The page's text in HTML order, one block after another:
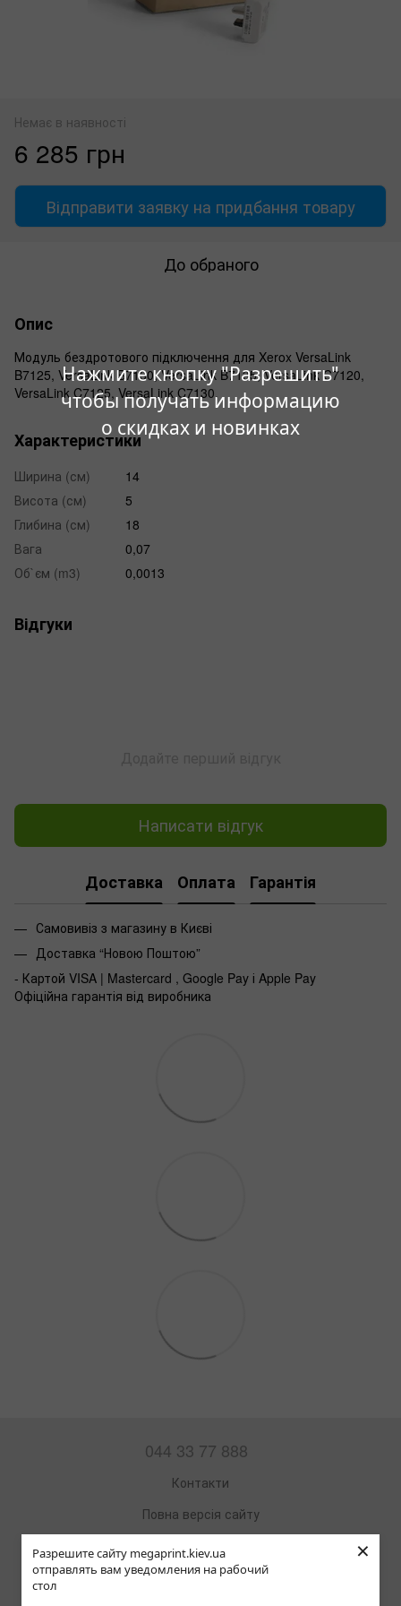
Разрешите сайту megaprint.kiev.ua
отправлять вам уведомления на рабочий
стол
×
Нажмите кнопку "Разрешить"
чтобы получать информацию
о скидках и новинках
Немає в наявності
6 285 грн
Відправити заявку на придбання товару
До обраного
Опис
Модуль бездротового підключення для Xerox VersaLink
B7125, VersaLink B7130, VersaLink B7135, VersaLink C7120,
VersaLink C7125, VersaLink C7130.
Характеристики
Ширина (см)
14
Висота (см)
5
Глибина (см)
18
Вага
0,07
Об`єм (m3)
0,0013
Відгуки
Написати відгук
Доставка Оплата Гарантія
Самовивіз з магазину в Києві
Доставка “Новою Поштою”
- Картой VISA | Mastercard , Google Pay і Apple Pay
Офіційна гарантія від виробника
044 33 77 888
Контакти
Повна версія сайту
Мапа сайту
© 2002—2026